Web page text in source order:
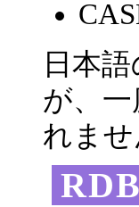
日本
が、一
れませ